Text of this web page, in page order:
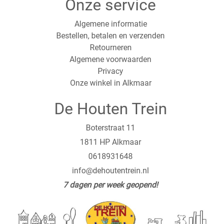
Onze service
Algemene informatie
Bestellen, betalen en verzenden
Retourneren
Algemene voorwaarden
Privacy
Onze winkel in Alkmaar
De Houten Trein
Boterstraat 11
1811 HP Alkmaar
0618931648
info@dehoutentrein.nl
7 dagen per week geopend!